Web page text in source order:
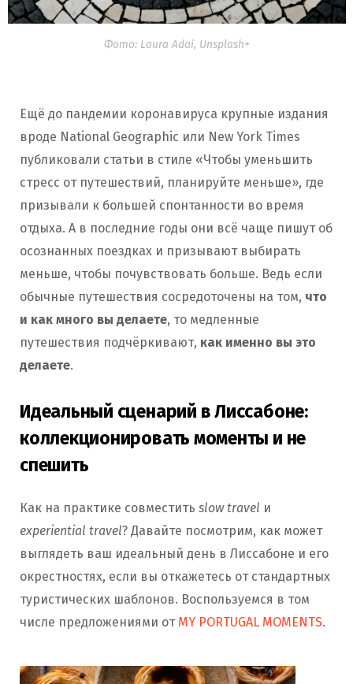
Фото: Laura Adai, Unsplash+
Ещё до пандемии коронавируса крупные издания
вроде National Geographic или New York Times
публиковали статьи в стиле «Чтобы уменьшить
стресс от путешествий, планируйте меньше», где
призывали к большей спонтанности во время
отдыха. А в последние годы они всё чаще пишут об
осознанных поездках и призывают выбирать
меньше, чтобы почувствовать больше. Ведь если
обычные путешествия сосредоточены на том, что
и как много вы делаете, то медленные
путешествия подчёркивают, как именно вы это
делаете.
Идеальный сценарий в Лиссабоне:
коллекционировать моменты и не
спешить
Как на практике совместить slow travel и
experiential travel? Давайте посмотрим, как может
выглядеть ваш идеальный день в Лиссабоне и его
окрестностях, если вы откажетесь от стандартных
туристических шаблонов. Воспользуемся в том
числе предложениями от MY PORTUGAL MOMENTS.